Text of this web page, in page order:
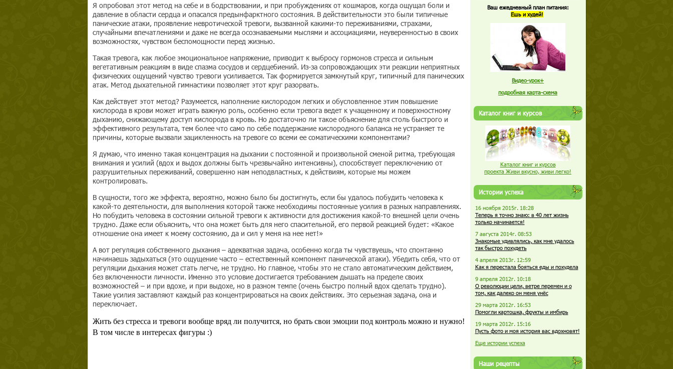
Я опробовал этот метод на себе и в бодрствовании, и при пробуждениях от кошмаров, когда ощущал боли и
давление в области сердца и опасался предынфарктного состояния. В действительности это были типичные
панические атаки, проявление невротической тревоги, вызванной какими-то переживаниями, страхами,
случайными впечатлениями и даже не всегда осознаваемыми мыслями и ассоциациями, неуверенностью в своих
возможностях, чувством беспомощности перед жизнью.
Такая тревога, как любое эмоциональное напряжение, приводит к выбросу гормонов стресса и сильным
вегетативным реакциям в виде спазма сосудов и сердцебиений. Из-за сопровождающих эти реакции неприятных
физических ощущений чувство тревоги усиливается. Так формируется замкнутый круг, типичный для панических
атак. Метод дыхательной гимнастики позволяет этот круг разорвать.
Как действует этот метод? Разумеется, наполнение кислородом легких и обусловленное этим повышение
кислорода в крови может играть важную роль, особенно если тревога ведет к учащенному и поверхностному
дыханию, снижающему доступ кислорода в кровь. Но достаточно ли такое объяснение для столь быстрого и
эффективного результата, тем более что само по себе поддержание кислородного баланса не устраняет те
причины, которые вызвали зацикленность на тревоге со всеми ее соматическими компонентами?
Я думаю, что именно такая концентрация на дыхании с постоянной и произвольной сменой ритма, требующая
внимания и усилий (вдох и выдох должны быть чрезвычайно интенсивны), способствует переключению от
разрушительных переживаний, совершенно нам неподвластных, к действиям, которые мы можем
контролировать.
В сущности, того же эффекта, вероятно, можно было бы достигнуть, если бы удалось побудить человека к
какой-то деятельности, для выполнения которой также необходимы постоянные усилия в разных направлениях.
Но побудить человека в состоянии сильной тревоги к активности для достижения какой-то внешней цели очень
трудно. Даже если объяснить, что она может быть для него спасительной, его первой реакцией будет: «Какое
отношение она имеет к моему состоянию, да и сил у меня на нее нет!»
А вот регуляция собственного дыхания – адекватная задача, особенно когда ты чувствуешь, что спонтанно
начинаешь задыхаться (это ощущение часто – естественный компонент панической атаки). Убедить себя, что от
регуляции дыхания может стать легче, не трудно. Но главное, чтобы это не стало автоматическим действием,
без включенности личности. Именно это условие достигается требованием дышать на пределе своих
возможностей – и при вдохе, и при выдохе, но в разном темпе (очень быстро полный вдох сделать трудно).
Такие усилия заставляют каждый раз концентрироваться на своих действиях. Это серьезная задача, она и
переключает.
Жить без стресса и тревоги вообще вряд ли получится, но брать свои эмоции под контроль можно и нужно!
В том числе в интересах фигуры :)
Ваш ежедневный план питания:
Ешь и худей!
Видео-урок+
подробная карта-схема
Каталог книг и курсов
Каталог книг и курсов
проекта Живи вкусно, живи легко!
Истории успеха
16 ноября 2015г. 18:28
Теперь я точно знаю: в 40 лет жизнь
только начинается!
7 августа 2014г. 08:53
Знакомые удивлялись, как мне удалось
так быстро похудеть
4 апреля 2013г. 12:59
Как я перестала бояться еды и похудела
9 апреля 2012г. 10:18
О революции цели, ветре перемен и о
том, как далеко он меня унёс
29 марта 2012г. 16:53
Помогли картошка, фрукты и имбирь
19 марта 2012г. 15:16
Пусть фото и моя история вас вдохновят!
Еще истории успеха
Наши рецепты